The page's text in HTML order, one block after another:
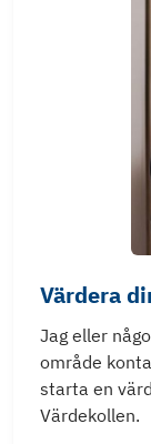
Värdera
Jag eller
område
starta en
Värdekollen.